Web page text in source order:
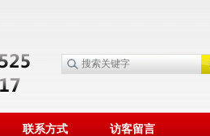
联系方式 访客留言